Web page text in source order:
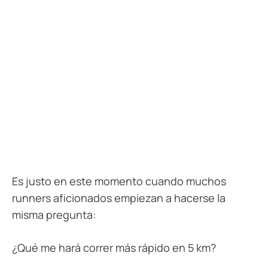
Es justo en este momento cuando muchos
runners aficionados empiezan a hacerse la
misma pregunta:
¿Qué me hará correr más rápido en 5 km?